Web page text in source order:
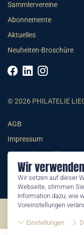
Wir
Wir setzen auf dieser
Webseite, stimmen
Information dazu, wie
Voreinstellungen
Einstellungen
Sammlervereine
Abonnemente
Aktuelles
Neuheiten-Broschüre
© 2026 PHILATELIE
AGB
Impressum
Datenschutzerklärung